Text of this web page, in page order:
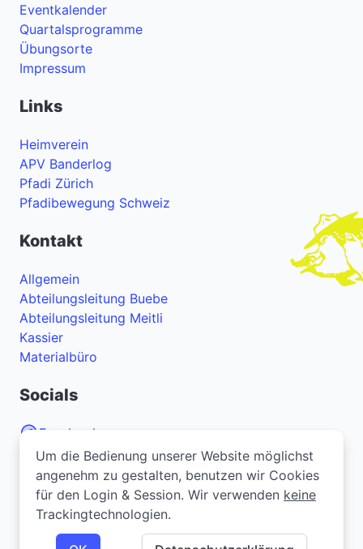
Eventkalender
Quartalsprogramme
Übungsorte
Impressum
Links
Heimverein
APV Banderlog
Pfadi Zürich
Pfadibewegung Schweiz
Kontakt
Allgemein
Abteilungsleitung Buebe
Abteilungsleitung Meitli
Kassier
Materialbüro
Socials
Facebook
Instagram
YouTube
Bei Problemen oder Fragen zur Webseite? Melde
hier
Um die Bedienung unserer Website möglichst
angenehm zu gestalten, benutzen wir Cookies
für den Login & Session. Wir verwenden keine
Trackingtechnologien.
Um die Bedienung unserer Website möglichst
angenehm zu gestalten, benutzen wir Cookies
für den Login & Session. Wir verwenden keine
Trackingtechnologien.